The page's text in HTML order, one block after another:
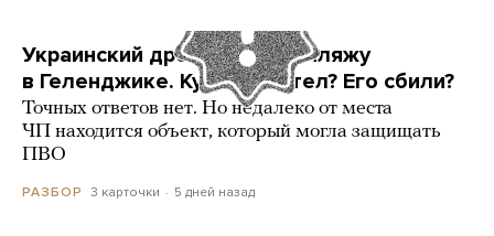
Украинский дрон попал по пляжу
в Геленджике. Куда он летел? Его сбили?
Точных ответов нет. Но недалеко от места
ЧП находится объект, который могла защищать
ПВО
РАЗБОР 3 карточки 5 дней назад